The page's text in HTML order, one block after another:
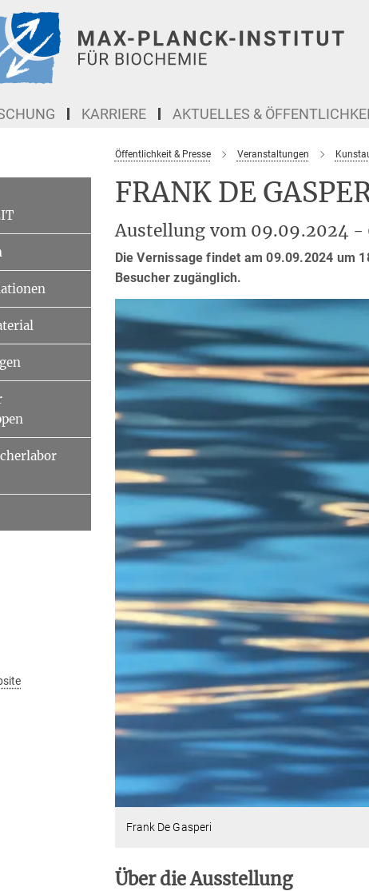
KARRIERE AKTUELLES &
Öffentlichkeit & Presse Veranstaltungen
FRANK DE
Austellung vom 09.09.2024 -
Die Vernissage findet am 09.09.2024 um
Besucher zugänglich.
Frank De Gasperi
Über die Ausstellung